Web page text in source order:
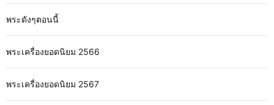
พระดังๆตอนนี้
พระเครื่องยอดนิยม 2566
พระเครื่องยอดนิยม 2567